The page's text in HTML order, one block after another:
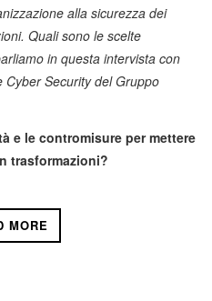
alla sicurezza dei
Quali sono le scelte
in questa intervista con
Cyber Security del Gruppo
e le contromisure per mettere
trasformazioni?
MORE